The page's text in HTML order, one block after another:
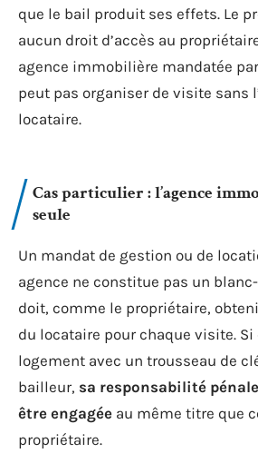
que le bail produit ses effets. Le
aucun droit d’accès au
agence immobilière mandatée
peut pas organiser de visite sans
locataire.
Cas particulier : l’agence
seule
Un mandat de gestion ou de
agence ne constitue pas un blanc-
doit, comme le propriétaire,
du locataire pour chaque visite.
logement avec un trousseau de
bailleur, sa responsabilité
être engagée au même titre que
propriétaire.